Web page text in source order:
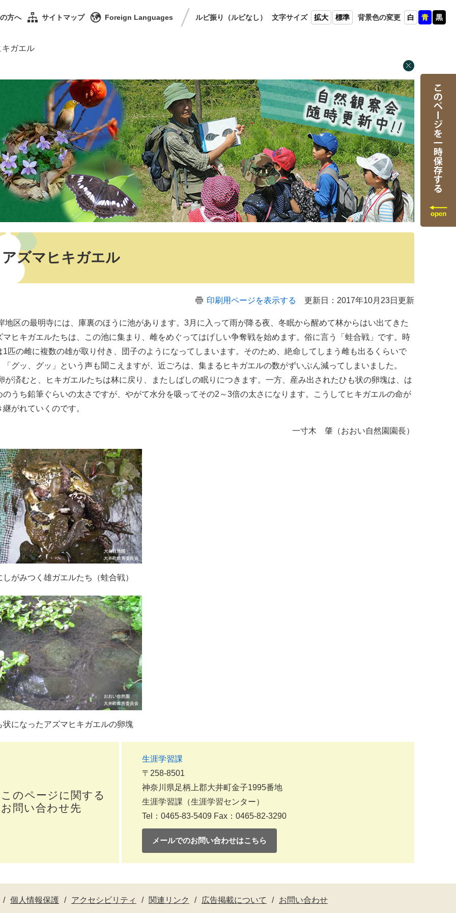
方へ サイトマップ Foreign Languages ルビ振り （ルビなし） 文字サイズ 拡大 標準 背景色の変更 白 青 黒
キガエル
アズマヒキガエル
印刷用ページを表示する 更新日：2017年10月23日更新
地区の最明寺には、庫裏のほうに池があります。3月に入って雨が降る夜、冬眠から醒めて林からはい出てきた
マヒキガエルたちは、この池に集まり、雌をめぐってはげしい争奪戦を始めます。俗に言う「蛙合戦」です。時
1匹の雌に複数の雄が取り付き、団子のようになってしまいます。そのため、絶命してしまう雌も出るくらいで
「グッ、グッ」という声も聞こえますが、近ごろは、集まるヒキガエルの数がずいぶん減ってしまいました。
が済むと、ヒキガエルたちは林に戻り、またしばしの眠りにつきます。一方、産み出されたひも状の卵塊は、は
のうち鉛筆ぐらいの太さですが、やがて水分を吸ってその2～3倍の太さになります。こうしてヒキガエルの命が
継がれていくのです。
一寸木 肇（おおい自然園園長）
しがみつく雄ガエルたち（蛙合戦）
状になったアズマヒキガエルの卵塊
このページに関する
お問い合わせ先
生涯学習課
〒258-8501
神奈川県足柄上郡大井町金子1995番地
生涯学習課（生涯学習センター）
Tel：0465-83-5409 Fax：0465-82-3290
メールでのお問い合わせはこちら
個人情報保護 アクセシビリティ 関連リンク 広告掲載について お問い合わせ